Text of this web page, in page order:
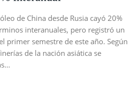
de China desde Rusia cayó 20%
interanuales, pero registró un
primer semestre de este año. Según
de la nación asiática se